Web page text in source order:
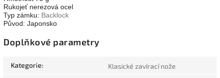
Rukojeť nerezová ocel
Typ zámku: Backlock
Původ: Japonsko
Doplňkové parametry
Kategorie: Klasické zavírací nože